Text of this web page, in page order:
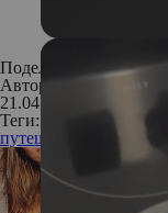
Поделиться:
Автор:
Кошелкина
21.04.2019
Теги:
путешествия